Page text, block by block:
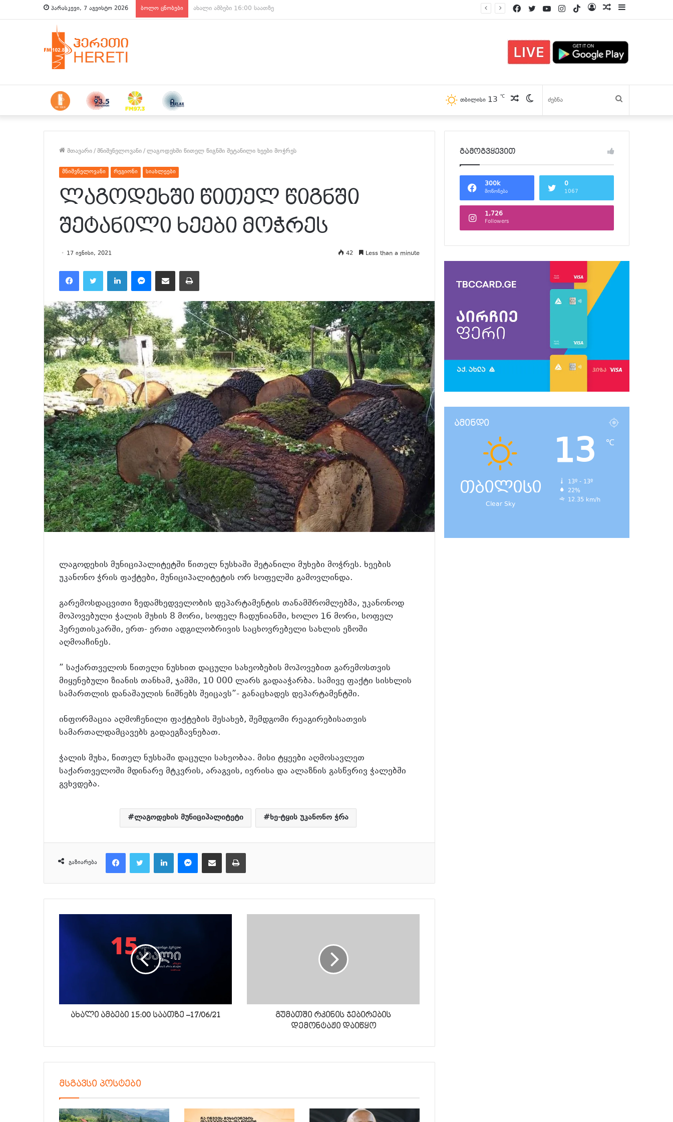
პარასკევი, 7 აგვისტო 2026 ბოლო ცნობები ახალი ამბები 15:00 საათზე პოსტები
Log
TikTok
Instagram
YouTube
Twitter
Facebook
Switch
skin
პოსტები
თბილისი 13 ℃
მთავარი/მნიშვნელოვანი/ლაგოდეხში წითელ წიგნში შეტანილი ხეები მოჭრეს
მნიშვნელოვანი რეგიონი სიახლეები
ლაგოდეხში წითელ წიგნში
შეტანილი ხეები მოჭრეს
17 ივნისი, 2021 42 Less than a minute
ლაგოდეხის მუნიციპალიტეტში წითელ ნუსხაში შეტანილი მუხები მოჭრეს. ხეების
უკანონო ჭრის ფაქტები, მუნიციპალიტეტის ორ სოფელში გამოვლინდა.
გარემოსდაცვითი ზედამხედველობის დეპარტამენტის თანამშრომლებმა, უკანონოდ
მოპოვებული ჭალის მუხის 8 მორი, სოფელ ჩადუნიანში, ხოლო 16 მორი, სოფელ
ჰერეთისკარში, ერთ- ერთი ადგილობრივის საცხოვრებელი სახლის ეზოში
აღმოაჩინეს.
” საქართველოს წითელი ნუსხით დაცული სახეობების მოპოვებით გარემოსთვის
მიყენებული ზიანის თანხამ, ჯამში, 10 000 ლარს გადააჭარბა. სამივე ფაქტი სისხლის
სამართლის დანაშაულის ნიშნებს შეიცავს”- განაცხადეს დეპარტამენტში.
ინფორმაცია აღმოჩენილი ფაქტების შესახებ, შემდგომი რეაგირებისათვის
სამართალდამცავებს გადაეგზავნებათ.
ჭალის მუხა, წითელ ნუსხაში დაცული სახეობაა. მისი ტყეები აღმოსავლეთ
საქართველოში მდინარე მტკვრის, არაგვის, ივრისა და ალაზნის გასწვრივ ჭალებში
გვხვდება.
ლაგოდეხის მუნიციპალიტეტი ხე-ტყის უკანონო ჭრა
გაზიარება
ახალი ამბები 15:00 საათზე –17/06/21
გუმათში რკინის ჯებირების
დემონტაჟი დაიწყო
მსგავსი პოსტები
გამოგვყევით
300k
მოწონება
0
1067
1,726
Followers
ამინდი
თბილისი
Clear Sky
13 ℃
13º - 13º
22%
12.35 km/h